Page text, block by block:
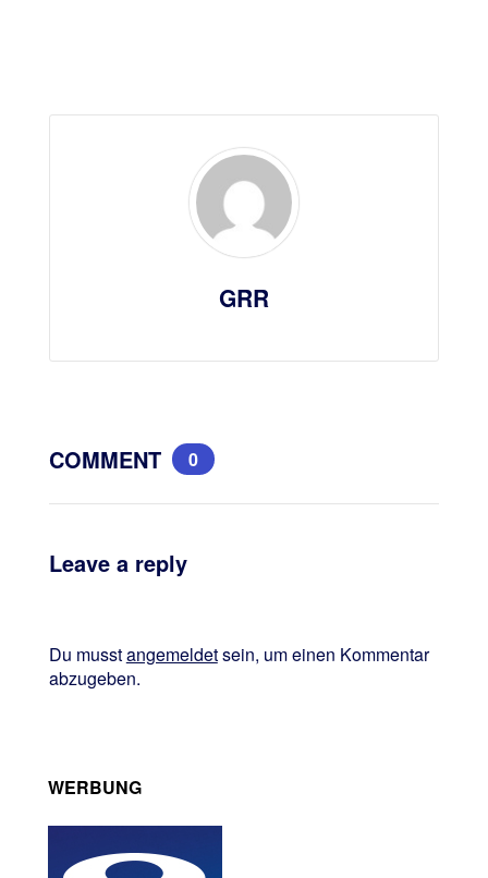
GRR
COMMENT 0
Leave a reply
Du musstangemeldetsein, um einen Kommentar
abzugeben.
WERBUNG